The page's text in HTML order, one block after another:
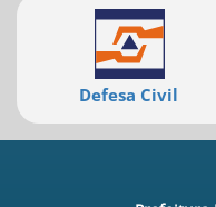
Defesa Civil